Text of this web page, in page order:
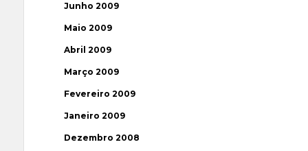
Junho 2009
Maio 2009
Abril 2009
Março 2009
Fevereiro 2009
Janeiro 2009
Dezembro 2008